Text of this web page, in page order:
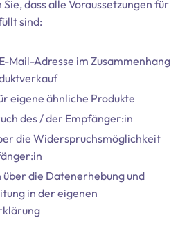
dass alle Voraussetzungen für
sind:
Mail-Adresse im Zusammenhang
eigene ähnliche Produkte
des / der Empfänger:in
die Widerspruchsmöglichkeit
die Datenerhebung und
in der eigenen